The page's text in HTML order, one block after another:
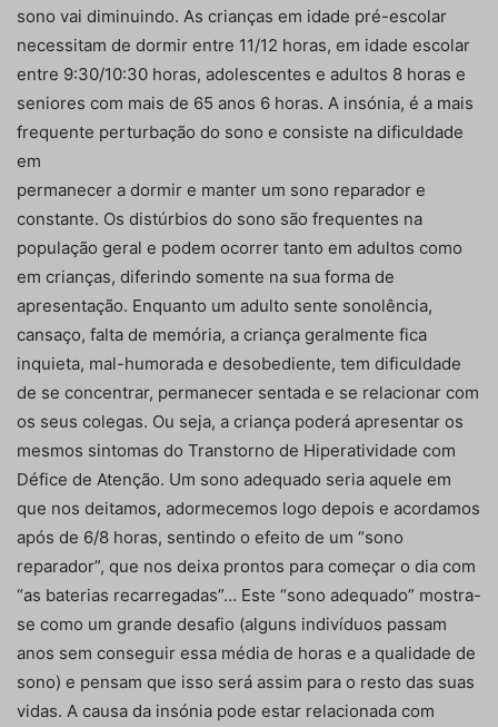
sono vai diminuindo. As crianças em idade pré-escolar
necessitam de dormir entre 11/12 horas, em idade escolar
entre 9:30/10:30 horas, adolescentes e adultos 8 horas e
seniores com mais de 65 anos 6 horas. A insónia, é a mais
frequente perturbação do sono e consiste na dificuldade
em
permanecer a dormir e manter um sono reparador e
constante. Os distúrbios do sono são frequentes na
população geral e podem ocorrer tanto em adultos como
em crianças, diferindo somente na sua forma de
apresentação. Enquanto um adulto sente sonolência,
cansaço, falta de memória, a criança geralmente fica
inquieta, mal-humorada e desobediente, tem dificuldade
de se concentrar, permanecer sentada e se relacionar com
os seus colegas. Ou seja, a criança poderá apresentar os
mesmos sintomas do Transtorno de Hiperatividade com
Défice de Atenção. Um sono adequado seria aquele em
que nos deitamos, adormecemos logo depois e acordamos
após de 6/8 horas, sentindo o efeito de um “sono
reparador”, que nos deixa prontos para começar o dia com
“as baterias recarregadas”… Este “sono adequado” mostra-
se como um grande desafio (alguns indivíduos passam
anos sem conseguir essa média de horas e a qualidade de
sono) e pensam que isso será assim para o resto das suas
vidas. A causa da insónia pode estar relacionada com